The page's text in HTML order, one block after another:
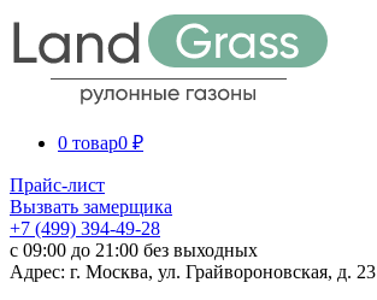
0 товар0 ₽
Прайс-лист
Вызвать замерщика
+7 (499) 394-49-28
с 09:00 до 21:00 без выходных
Адрес: г. Москва, ул. Грайвороновская, д. 23